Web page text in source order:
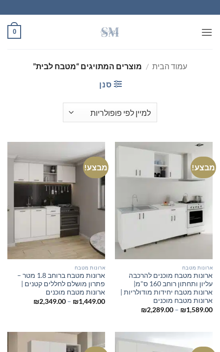
to
content
0
עמוד הבית / מוצרים המתויגים “מטבח לבית”
סנן
מבצע!
ארונות מטבח
ארונות מטבח מוכנים להרכבה
עליון ותחתון רוחב 160 ס"מ|
ארונות מטבח יחידות מודולריות |
ארונות מטבח מוכנים
₪1,589.00
–
₪2,289.00
טווח
מבצע!
ארונות מטבח
ארונות מטבח ברוחב 1.8 מטר –
פתרון מושלם לחללים קטנים |
ארונות מטבח מוכנים
₪1,449.00
–
₪2,349.00
טווח